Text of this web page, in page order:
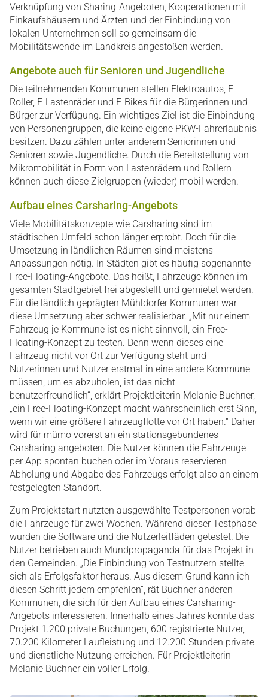
Verknüpfung von Sharing-Angeboten, Kooperationen mit
Einkaufshäusern und Ärzten und der Einbindung von
lokalen Unternehmen soll so gemeinsam die
Mobilitätswende im Landkreis angestoßen werden.
Angebote auch für Senioren und Jugendliche
Die teilnehmenden Kommunen stellen Elektroautos, E-
Roller, E-Lastenräder und E-Bikes für die Bürgerinnen und
Bürger zur Verfügung. Ein wichtiges Ziel ist die Einbindung
von Personengruppen, die keine eigene PKW-Fahrerlaubnis
besitzen. Dazu zählen unter anderem Seniorinnen und
Senioren sowie Jugendliche. Durch die Bereitstellung von
Mikromobilität in Form von Lastenrädern und Rollern
können auch diese Zielgruppen (wieder) mobil werden.
Aufbau eines Carsharing-Angebots
Viele Mobilitätskonzepte wie Carsharing sind im
städtischen Umfeld schon länger erprobt. Doch für die
Umsetzung in ländlichen Räumen sind meistens
Anpassungen nötig. In Städten gibt es häufig sogenannte
Free-Floating-Angebote. Das heißt, Fahrzeuge können im
gesamten Stadtgebiet frei abgestellt und gemietet werden.
Für die ländlich geprägten Mühldorfer Kommunen war
diese Umsetzung aber schwer realisierbar. „Mit nur einem
Fahrzeug je Kommune ist es nicht sinnvoll, ein Free-
Floating-Konzept zu testen. Denn wenn dieses eine
Fahrzeug nicht vor Ort zur Verfügung steht und
Nutzerinnen und Nutzer erstmal in eine andere Kommune
müssen, um es abzuholen, ist das nicht
benutzerfreundlich“, erklärt Projektleiterin Melanie Buchner,
„ein Free-Floating-Konzept macht wahrscheinlich erst Sinn,
wenn wir eine größere Fahrzeugflotte vor Ort haben.“ Daher
wird für mümo vorerst an ein stationsgebundenes
Carsharing angeboten. Die Nutzer können die Fahrzeuge
per App spontan buchen oder im Voraus reservieren -
Abholung und Abgabe des Fahrzeugs erfolgt also an einem
festgelegten Standort.
Zum Projektstart nutzten ausgewählte Testpersonen vorab
die Fahrzeuge für zwei Wochen. Während dieser Testphase
wurden die Software und die Nutzerleitfäden getestet. Die
Nutzer betrieben auch Mundpropaganda für das Projekt in
den Gemeinden. „Die Einbindung von Testnutzern stellte
sich als Erfolgsfaktor heraus. Aus diesem Grund kann ich
diesen Schritt jedem empfehlen“, rät Buchner anderen
Kommunen, die sich für den Aufbau eines Carsharing-
Angebots interessieren. Innerhalb eines Jahres konnte das
Projekt 1.200 private Buchungen, 600 registrierte Nutzer,
70.200 Kilometer Laufleistung und 12.200 Stunden private
und dienstliche Nutzung erreichen. Für Projektleiterin
Melanie Buchner ein voller Erfolg.